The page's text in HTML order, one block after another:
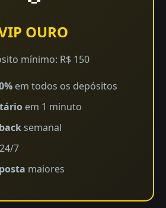
OURO
mínimo: R$ 150
em todos os depósitos
em 1 minuto
semanal
24/7
maiores